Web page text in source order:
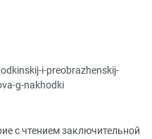
i-preobrazhenskij-
g-nakhodki
с чтением заключительной